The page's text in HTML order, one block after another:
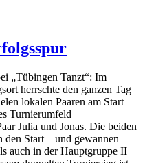
„Tübingen Tanzt“: Im
herrschte den ganzen Tag
lokalen Paaren am Start
Turnierumfeld
Julia und Jonas. Die beiden
den Start – und gewannen
auch in der Hauptgruppe II